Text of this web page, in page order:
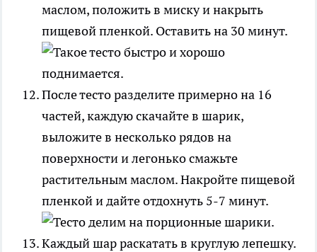
маслом, положить в миску и накрыть
пищевой пленкой. Оставить на 30 минут.
После тесто разделите примерно на 16
частей, каждую скачайте в шарик,
выложите в несколько рядов на
поверхности и легонько смажьте
растительным маслом. Накройте пищевой
пленкой и дайте отдохнуть 5-7 минут.
Каждый шар раскатать в круглую лепешку.